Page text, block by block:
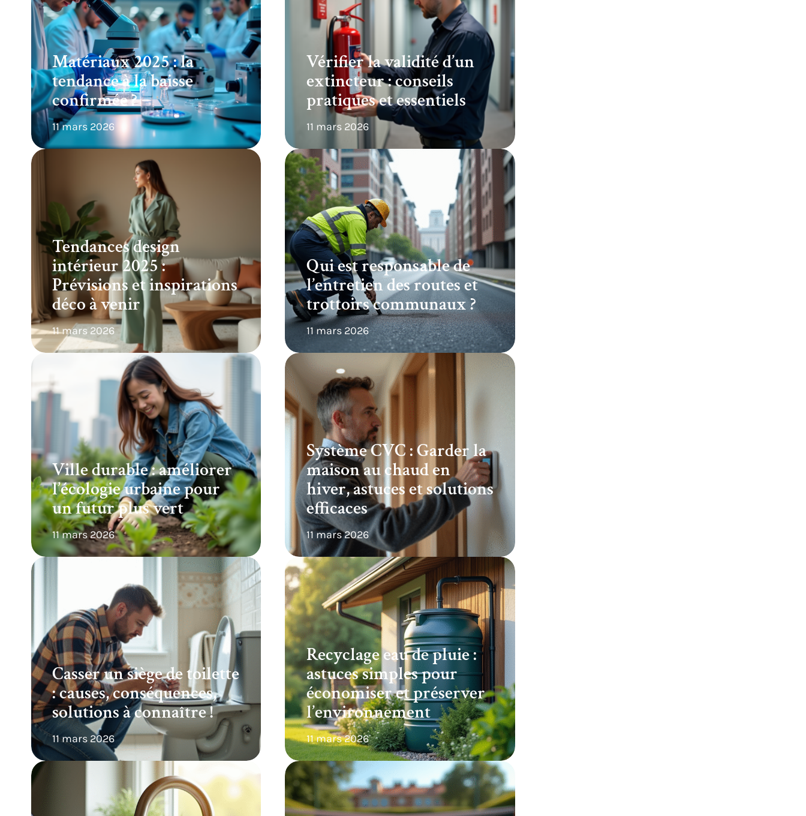
Matériaux 2025 : la
tendance à la baisse
confirmée ?
11 mars 2026
Vérifier la validité d’un
extincteur : conseils
pratiques et essentiels
11 mars 2026
Tendances design
intérieur 2025 :
Prévisions et inspirations
déco à venir
11 mars 2026
Qui est responsable de
l’entretien des routes et
trottoirs communaux ?
11 mars 2026
Ville durable : améliorer
l’écologie urbaine pour
un futur plus vert
11 mars 2026
Système CVC : Garder la
maison au chaud en
hiver, astuces et solutions
efficaces
11 mars 2026
Casser un siège de toilette
: causes, conséquences,
solutions à connaître !
11 mars 2026
Recyclage eau de pluie :
astuces simples pour
économiser et préserver
l’environnement
11 mars 2026